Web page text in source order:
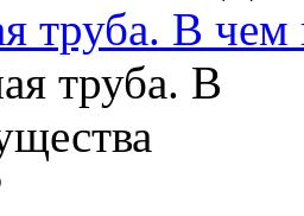
труба. В чем